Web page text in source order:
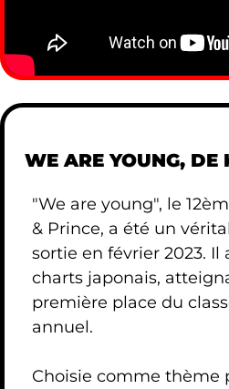
WE ARE YOUNG, DE
"We are young", le
& Prince, a été un
sortie en février 2023. Il
charts japonais,
première place du
annuel.
Choisie comme thème